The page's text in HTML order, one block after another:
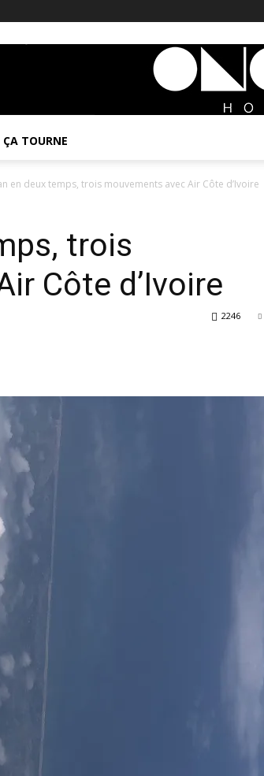
ÇA TOURNE
en deux temps, trois mouvements avec Air Côte d’Ivoire
trois
Côte d’Ivoire
2246